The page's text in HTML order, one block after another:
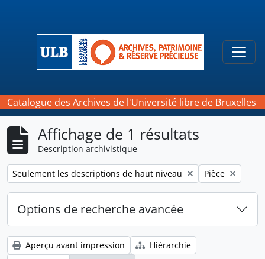
Catalogue des Archives de l'Université libre de Bruxelles
Affichage de 1 résultats
Description archivistique
Remove filter:
Seulement les descriptions de haut niveau Remove filter:
Pièce
Options de recherche avancée
Aperçu avant impression
Hiérarchie